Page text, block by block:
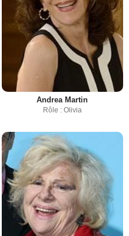
Andrea Martin
Rôle : Olivia